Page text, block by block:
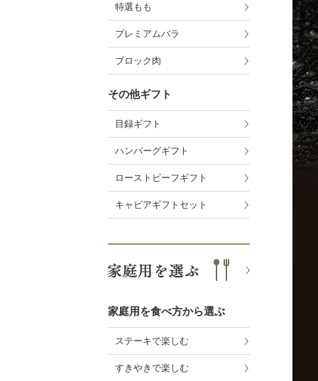
特選もも
プレミアムバラ
ブロック肉
その他ギフト
目録ギフト
ハンバーグギフト
ローストビーフギフト
キャビアギフトセット
家庭用を食べ方から選ぶ
ステーキで楽しむ
すきやきで楽しむ